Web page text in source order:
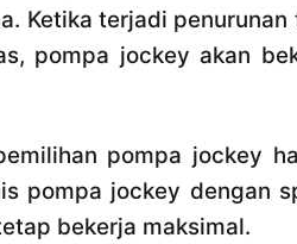
Ketika terjadi
pompa jockey akan
pompa jockey
pompa jockey dengan
bekerja maksimal.